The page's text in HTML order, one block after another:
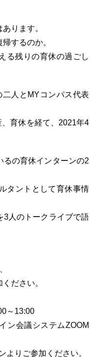
ります。
するのか。
る残りの育休の過ごし
人とMYコンパス代表
育休を経て、2021年4
るの育休インターンの2
タントとして育休事情
3人のトークライブで語
ださい。
～13:00
ン会議システムZOOM
よりご参加ください。